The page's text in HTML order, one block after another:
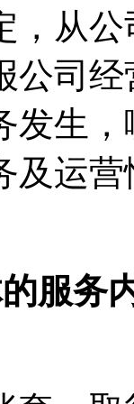
，从
公司
发生
及运
服务